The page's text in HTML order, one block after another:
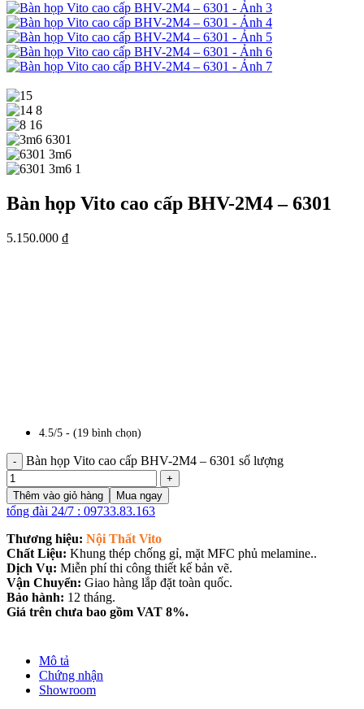
Bàn họp Vito cao cấp BHV-2M4 – 6301
5.150.000 ₫
4.5/5 - (19 bình chọn)
Bàn họp Vito cao cấp BHV-2M4 – 6301 số lượng
Thêm vào giỏ hàng Mua ngay
tổng đài 24/7 : 09733.83.163
Thương hiệu: Nội Thất Vito
Chất Liệu: Khung thép chống gỉ, mặt MFC phủ melamine..
Dịch Vụ: Miễn phí thi công thiết kế bản vẽ.
Vận Chuyển: Giao hàng lắp đặt toàn quốc.
Bảo hành: 12 tháng.
Giá trên chưa bao gồm VAT 8%.
Mô tả
Chứng nhận
Showroom